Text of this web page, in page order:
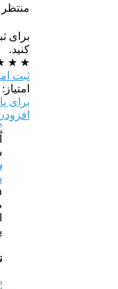
برای
کنید.
★
★
ثبت
امتیاز: 10 از 2 رأی
برای